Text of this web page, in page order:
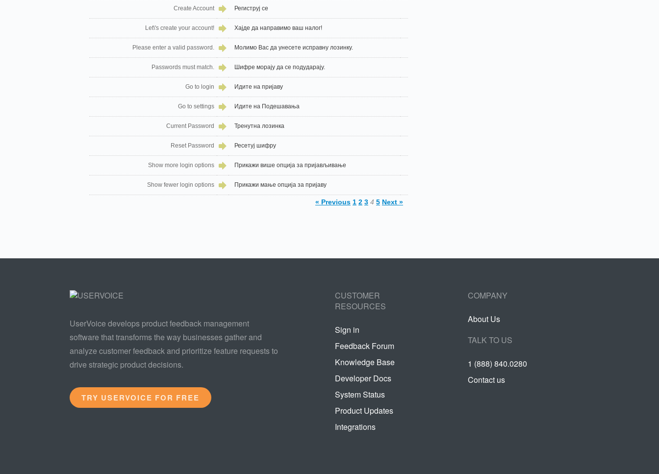
Create Account Региструј се
Let\'s create your account! Хајде да направимо ваш налог!
Please enter a valid password. Молимо Вас да унесете исправну лозинку.
Passwords must match. Шифре морају да се подударају.
Go to login Идите на пријаву
Go to settings Идите на Подешавања
Current Password Тренутна лозинка
Reset Password Ресетуј шифру
Show more login options Прикажи више опција за пријављивање
Show fewer login options Прикажи мање опција за пријаву
« Previous 1 2 3 4 5 Next »
UserVoice develops product feedback management
software that transforms the way businesses gather and
analyze customer feedback and prioritize feature requests to
drive strategic product decisions.
TRY USERVOICE FOR FREE
CUSTOMER
RESOURCES
Sign in
Feedback Forum
Knowledge Base
Developer Docs
System Status
Product Updates
Integrations
COMPANY
About Us
TALK TO US
1 (888) 840.0280
Contact us